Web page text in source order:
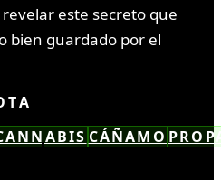
este secreto que
bien guardado por el
CÁÑAMO